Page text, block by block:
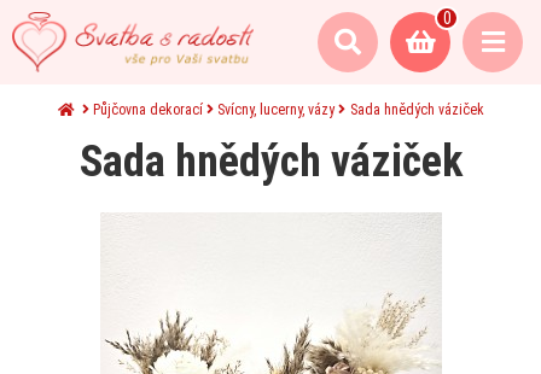
0
Půjčovna dekorací Svícny, lucerny, vázy Sada hnědých váziček
Sada hnědých váziček